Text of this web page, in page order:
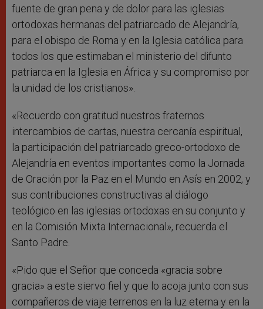
fuente de gran pena y de dolor para las iglesias
ortodoxas hermanas del patriarcado de Alejandría,
para el obispo de Roma y en la Iglesia católica para
todos los que estimaban el ministerio del difunto
patriarca en la Iglesia en África y su compromiso por
la unidad de los cristianos».
«Recuerdo con gratitud nuestros fraternos
intercambios de cartas, nuestra cercanía espiritual,
la participación del patriarcado greco-ortodoxo de
Alejandría en eventos importantes como la Jornada
de Oración por la Paz en el Mundo en Asís en 2002, y
sus contribuciones constructivas al diálogo
teológico en las iglesias ortodoxas en su conjunto y
en la Comisión Mixta Internacional», recuerda el
Santo Padre.
«Pido que el Señor que conceda «gracia sobre
gracia» a este siervo fiel y que lo acoja junto con sus
compañeros de viaje terrenos en la luz eterna y en la